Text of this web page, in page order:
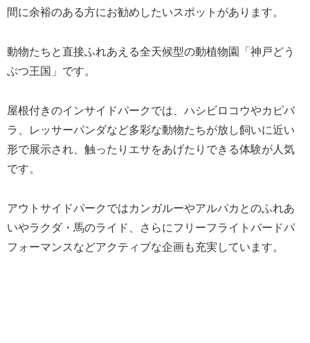
間に余裕のある方にお勧めしたいスポットがあります。
動物たちと直接ふれあえる全天候型の動植物園「神戸どう
ぶつ王国」です。
屋根付きのインサイドパークでは、ハシビロコウやカピバ
ラ、レッサーパンダなど多彩な動物たちが放し飼いに近い
形で展示され、触ったりエサをあげたりできる体験が人気
です。
アウトサイドパークではカンガルーやアルパカとのふれあ
いやラクダ・馬のライド、さらにフリーフライトバードパ
フォーマンスなどアクティブな企画も充実しています。